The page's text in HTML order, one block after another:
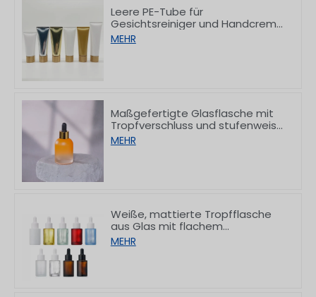
Leere PE-Tube für
Gesichtsreiniger und Handcreme
mit Bambusverschluss,
50/80/100/150 g
MEHR
Maßgefertigte Glasflasche mit
Tropfverschluss und stufenweise
verdicktem Boden für Serum, 30
ml
MEHR
Weiße, mattierte Tropfflasche
aus Glas mit flachem
Schulteransatz,
10/30/50/60/80/100 ml
MEHR